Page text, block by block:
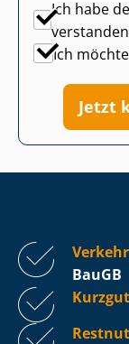
Ich habe
Ich
Jetzt
BauGB